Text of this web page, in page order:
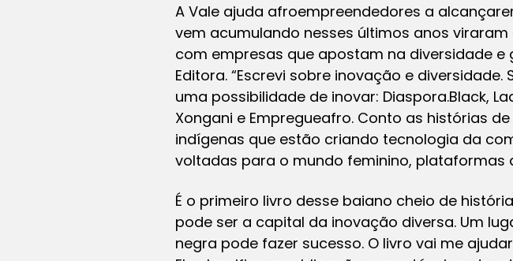
A Vale ajuda afroempreendedores a
vem acumulando nesses últimos anos
com empresas que apostam na diversidade
Editora. “Escrevi sobre inovação e
uma possibilidade de inovar: Diaspora.Black,
Xongani e Empregueafro. Conto as histórias
indígenas que estão criando tecnologia da
voltadas para o mundo feminino, plataformas
É o primeiro livro desse baiano cheio de
pode ser a capital da inovação diversa. Um
negra pode fazer sucesso. O livro vai me